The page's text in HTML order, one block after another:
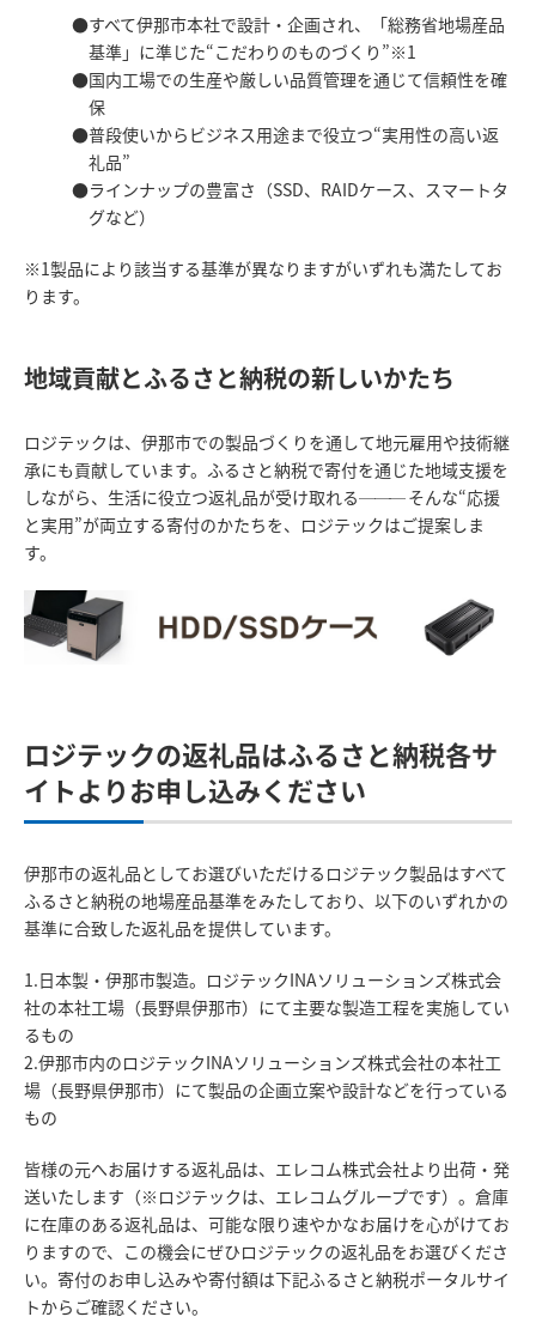
すべて伊那市本社で設計・企画され、「総務省地場産品
基準」に準じた“こだわりのものづくり”※1
国内工場での生産や厳しい品質管理を通じて信頼性を確
保
普段使いからビジネス用途まで役立つ“実用性の高い返
礼品”
ラインナップの豊富さ（SSD、RAIDケース、スマートタ
グなど）
※1製品により該当する基準が異なりますがいずれも満たしてお
ります。
地域貢献とふるさと納税の新しいかたち
ロジテックは、伊那市での製品づくりを通して地元雇用や技術継
承にも貢献しています。ふるさと納税で寄付を通じた地域支援を
しながら、生活に役立つ返礼品が受け取れる───そんな“応援
と実用”が両立する寄付のかたちを、ロジテックはご提案しま
す。
ロジテックの返礼品はふるさと納税各サ
イトよりお申し込みください
伊那市の返礼品としてお選びいただけるロジテック製品はすべて
ふるさと納税の地場産品基準をみたしており、以下のいずれかの
基準に合致した返礼品を提供しています。
1.日本製・伊那市製造。ロジテックINAソリューションズ株式会
社の本社工場（長野県伊那市）にて主要な製造工程を実施してい
るもの
2.伊那市内のロジテックINAソリューションズ株式会社の本社工
場（長野県伊那市）にて製品の企画立案や設計などを行っている
もの
皆様の元へお届けする返礼品は、エレコム株式会社より出荷・発
送いたします（※ロジテックは、エレコムグループです）。倉庫
に在庫のある返礼品は、可能な限り速やかなお届けを心がけてお
りますので、この機会にぜひロジテックの返礼品をお選びくださ
い。寄付のお申し込みや寄付額は下記ふるさと納税ポータルサイ
トからご確認ください。